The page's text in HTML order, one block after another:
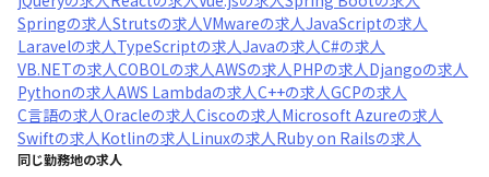
Springの求人Strutsの求人VMwareの求人JavaScriptの求人
Laravelの求人TypeScriptの求人Javaの求人C#の求人
VB.NETの求人COBOLの求人AWSの求人PHPの求人Djangoの求人
Pythonの求人AWS Lambdaの求人C++の求人GCPの求人
C言語の求人Oracleの求人Ciscoの求人Microsoft Azureの求人
Swiftの求人Kotlinの求人Linuxの求人Ruby on Railsの求人
同じ勤務地の求人